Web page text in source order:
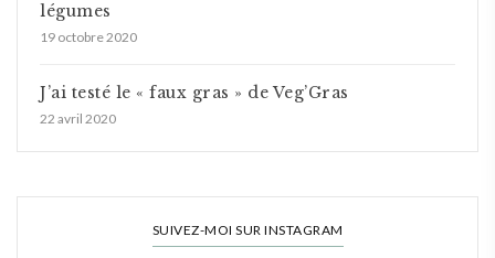
légumes
19 octobre 2020
J’ai testé le « faux gras » de Veg’Gras
22 avril 2020
SUIVEZ-MOI SUR INSTAGRAM